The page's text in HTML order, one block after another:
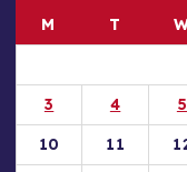
M T
3
4 5
10
11